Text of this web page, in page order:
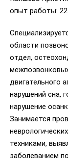
опыт работы: 22
области
отдел,
двигательного
нарушений сна,
нарушение
Занимается
техниками,
заболеванием